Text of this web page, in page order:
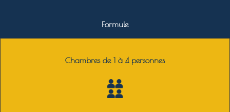
Formule
Chambres de 1 à 4 personnes